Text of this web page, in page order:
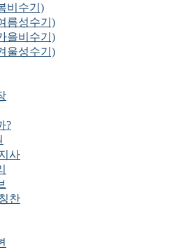
비수기)
름성수기)
을비수기)
울성수기)
?
사
찬